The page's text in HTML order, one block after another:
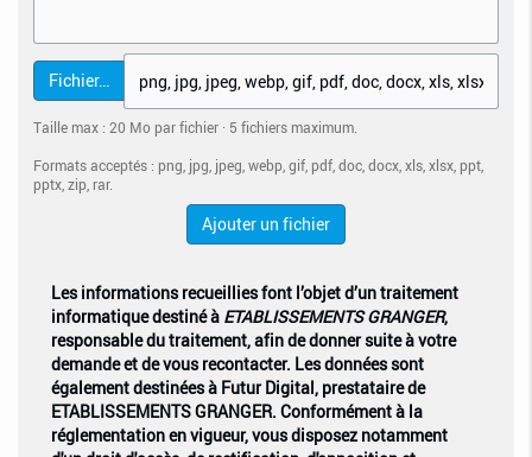
Fichier…
Taille max : 20 Mo par fichier · 5 fichiers maximum.
Formats acceptés : png, jpg, jpeg, webp, gif, pdf, doc, docx, xls, xlsx, ppt,
pptx, zip, rar.
Ajouter un fichier
Les informations recueillies font l’objet d’un traitement
informatique destiné àETABLISSEMENTS GRANGER,
responsable du traitement, afin de donner suite à votre
demande et de vous recontacter. Les données sont
également destinées à Futur Digital, prestataire de
ETABLISSEMENTS GRANGER. Conformément à la
réglementation en vigueur, vous disposez notamment